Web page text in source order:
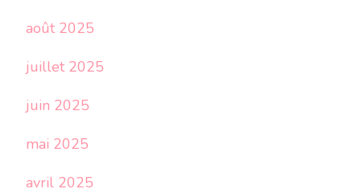
août 2025
juillet 2025
juin 2025
mai 2025
avril 2025